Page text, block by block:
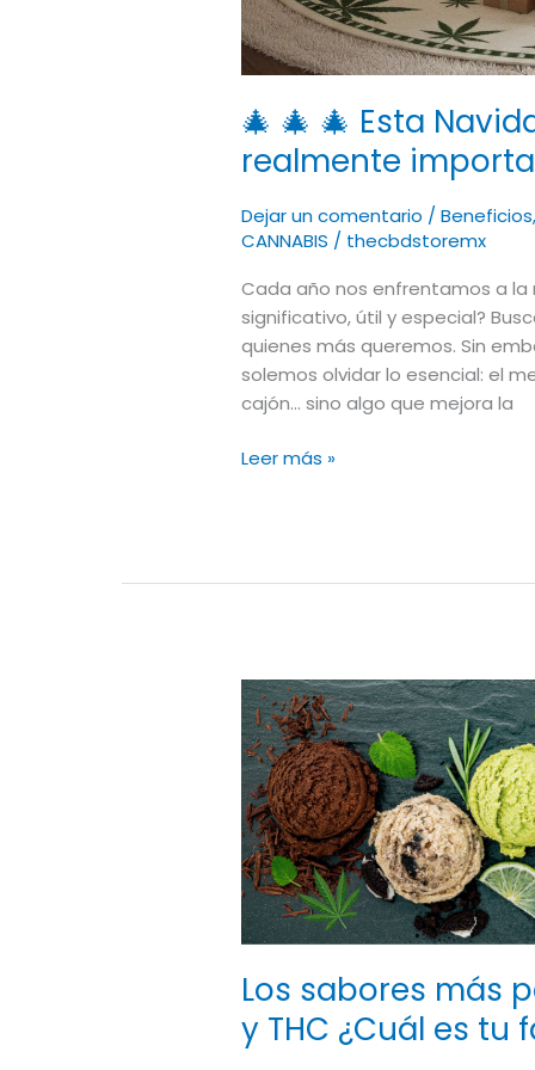
🎄 🎄 🎄 Esta
realmente
Dejar un comentario /Beneficios
CANNABIS / thecbdstoremx
Cada año nos enfrentamos a
significativo, útil y especial?
quienes más queremos. Sin
solemos olvidar lo esencial: el
cajón… sino algo que mejora la
Leer más »
Los sabores más
y THC ¿Cuál es tu
Los
sabores
más
populares
de
Vapes
de
CBD
y
THC
¿Cuál
es
tu